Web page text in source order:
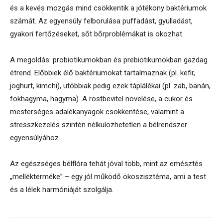
és a kevés mozgás mind csökkentik a jótékony baktériumok
számát. Az egyensúly felborulása puffadást, gyulladást,
gyakori fertőzéseket, sőt bőrproblémákat is okozhat.
A megoldás: probiotikumokban és prebiotikumokban gazdag
étrend. Előbbiek élő baktériumokat tartalmaznak (pl. kefir,
joghurt, kimchi), utóbbiak pedig ezek táplálékai (pl. zab, banán,
fokhagyma, hagyma). A rostbevitel növelése, a cukor és
mesterséges adalékanyagok csökkentése, valamint a
stresszkezelés szintén nélkülözhetetlen a bélrendszer
egyensúlyához.
Az egészséges bélflóra tehát jóval több, mint az emésztés
„mellékterméke” – egy jól működő ökoszisztéma, ami a test
és a lélek harmóniáját szolgálja.